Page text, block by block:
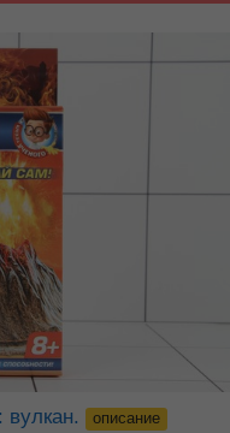
вулкан. описание